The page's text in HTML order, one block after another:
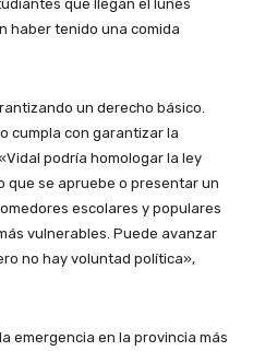
que llegan el lunes
haber tenido una comida
un derecho básico.
cumpla con garantizar la
podría homologar la ley
que se apruebe o presentar un
escolares y populares
vulnerables. Puede avanzar
no hay voluntad política»,
emergencia en la provincia más